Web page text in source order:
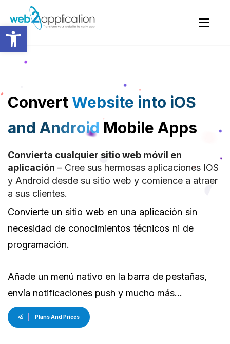
ConvertWebsite into iOS
and Android Mobile Apps
Convierta cualquier sitio web móvil en
aplicación – Cree sus hermosas aplicaciones IOS
y Android desde su sitio web y comience a atraer
a sus clientes.
Convierte un sitio web en una aplicación sin
necesidad de conocimientos técnicos ni de
programación.
Añade un menú nativo en la barra de pestañas,
envía notificaciones push y mucho más…
Plans And Prices
Abrir barra de herramientas